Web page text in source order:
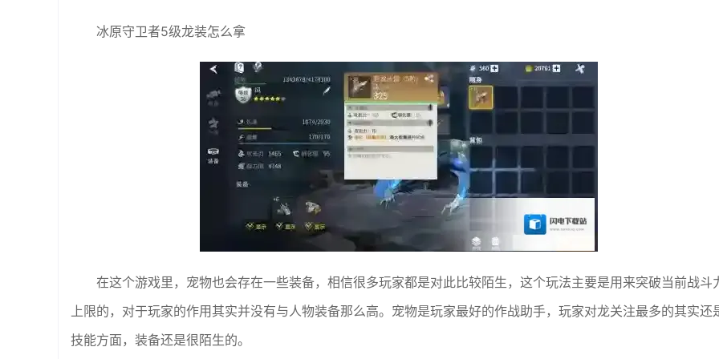
冰原守卫者5级龙装怎么拿
在这个游戏里，宠物也会存在一些装备，相信很多玩家都是对此比较陌生，这个玩法主要是用来突破当前战斗
上限的，对于玩家的作用其实并没有与人物装备那么高。宠物是玩家最好的作战助手，玩家对龙关注最多的其实还
技能方面，装备还是很陌生的。